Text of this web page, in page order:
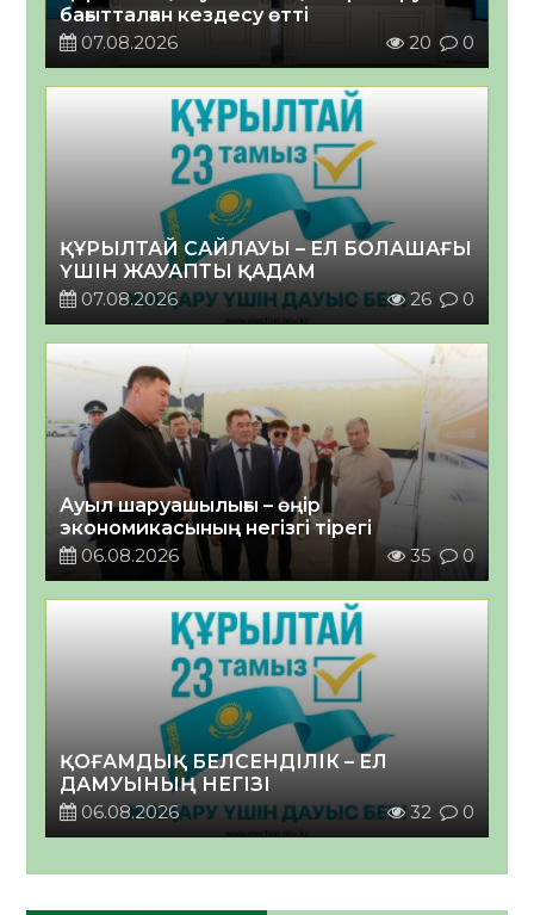
бағытталған кездесу өтті
07.08.2026
20 0
ҚҰРЫЛТАЙ САЙЛАУЫ – ЕЛ БОЛАШАҒЫ
ҮШІН ЖАУАПТЫ ҚАДАМ
07.08.2026
26 0
Ауыл шаруашылығы – өңір
экономикасының негізгі тірегі
06.08.2026
35 0
ҚОҒАМДЫҚ БЕЛСЕНДІЛІК – ЕЛ
ДАМУЫНЫҢ НЕГІЗІ
06.08.2026
32 0